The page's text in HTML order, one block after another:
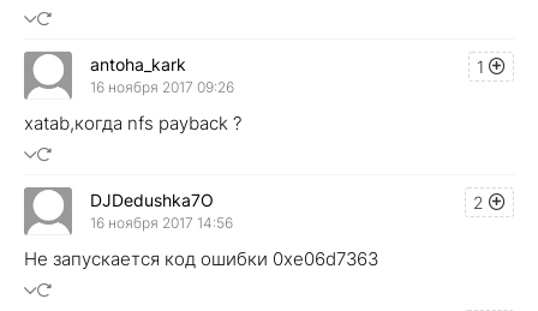
1
antoha_kark
16 ноября 2017 09:26
xatab,когда nfs payback ?
2
DJDedushka7O
16 ноября 2017 14:56
Не запускается код ошибки 0xe06d7363